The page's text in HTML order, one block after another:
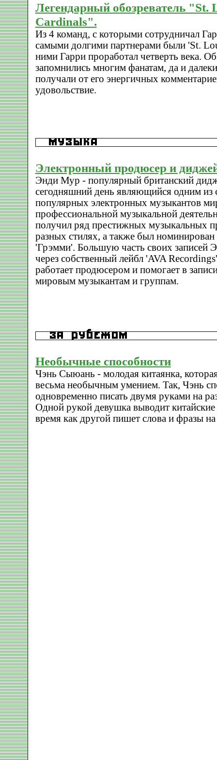
Легендарный обозреватель "St.
Cardinals".
Из 4 команд, с которыми сотрудничал
самыми долгими партнерами были 'St.
ними Гарри проработал четверть века.
запомнились многим фанатам, да и
получали от его энергичных
удовольствие.
Электронный продюсер и
Энди Мур - популярный британский
сегодняшний день являющийся одним из
популярных электронных музыкантов
профессиональной музыкальной
получил ряд престижных музыкальных
разных стилях, а также был
'Грэмми'. Большую часть своих записей
через собственный лейбл 'AVA
работает продюсером и помогает в
мировым музыкантам и группам.
Необычные способности
Чэнь Сыюань - молодая китаянка,
весьма необычным умением. Так, Чэнь
одновременно писать двумя руками на
Одной рукой девушка выводит
время как другой пишет слова и фразы